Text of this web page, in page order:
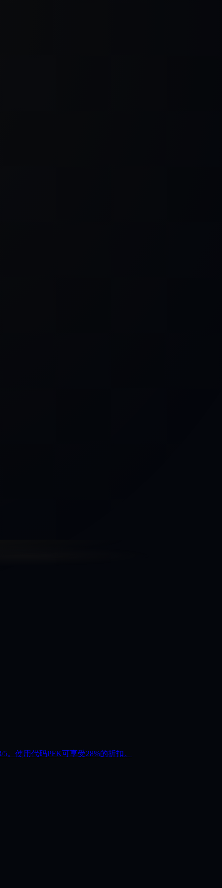
。使用代码PFK可享受28%的折扣。